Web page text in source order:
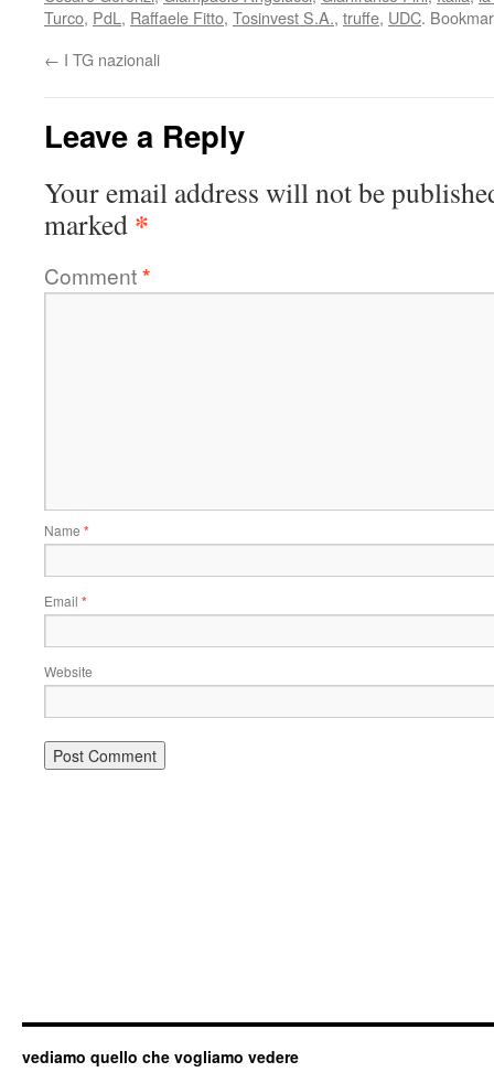
Turco, PdL , Raffaele Fitto, Tosinvest S.A., truffe, UDC.
← I TG nazionali
Leave a Reply
Your email address will not be
marked *
Comment*
Name *
Email *
Website
vediamo quello che vogliamo vedere